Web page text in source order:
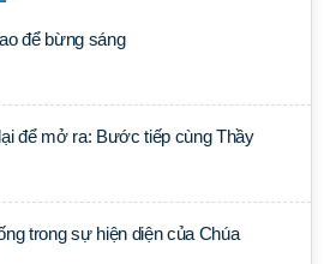
để bừng sáng
để mở ra: Bước tiếp cùng Thầy
trong sự hiện diện của Chúa